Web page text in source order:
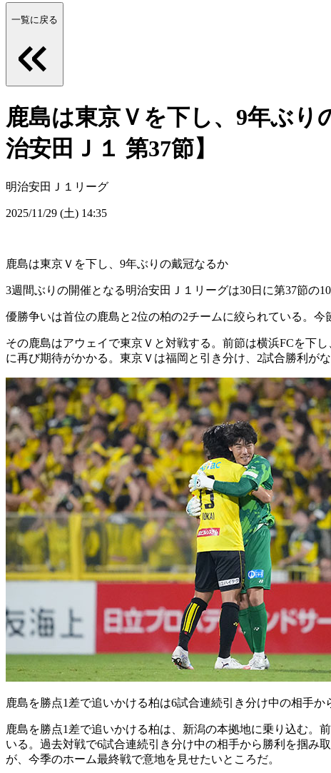
一覧に戻る
鹿島は東京Ｖを下し、9年ぶ
治安田Ｊ１ 第37節】
明治安田Ｊ１リーグ
2025/11/29 (土) 14:35
鹿島は東京Ｖを下し、9年ぶりの戴冠なるか
3週間ぶりの開催となる明治安田Ｊ１リーグは30日に第37節の
優勝争いは首位の鹿島と2位の柏の2チームに絞られている。
その鹿島はアウェイで東京Ｖと対戦する。前節は横浜FCを下
に再び期待がかかる。東京Ｖは福岡と引き分け、2試合勝利が
鹿島を勝点1差で追いかける柏は6試合連続引き分け中の相手
鹿島を勝点1差で追いかける柏は、新潟の本拠地に乗り込む。
いる。過去対戦で6試合連続引き分け中の相手から勝利を掴み
が、今季のホーム最終戦で意地を見せたいところだ。